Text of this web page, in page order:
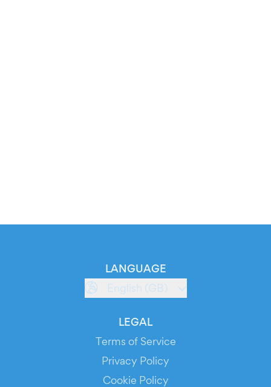
LANGUAGE
English (GB)
LEGAL
Terms of Service
Privacy Policy
Cookie Policy